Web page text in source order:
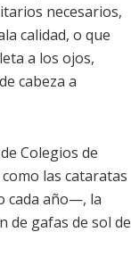
necesarios,
calidad, o que
a los ojos,
cabeza a
Colegios de
las cataratas
cada año—, la
de gafas de sol de